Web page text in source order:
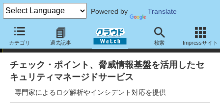
Powered by Translate
カテゴリ 過去記事 検索 Impressサイト
ニュース
チェック・ポイント、脅威情報基盤を活用したセ
キュリティマネージドサービス
専門家によるログ解析やインシデント対応を提供